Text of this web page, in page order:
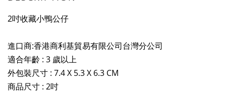
2吋收藏小鴨公仔
進口商:香港商利基貿易有限公司台灣分公司
適合年齡 : 3 歲以上
外包裝尺寸 : 7.4 X 5.3 X 6.3 CM
商品尺寸 : 2吋